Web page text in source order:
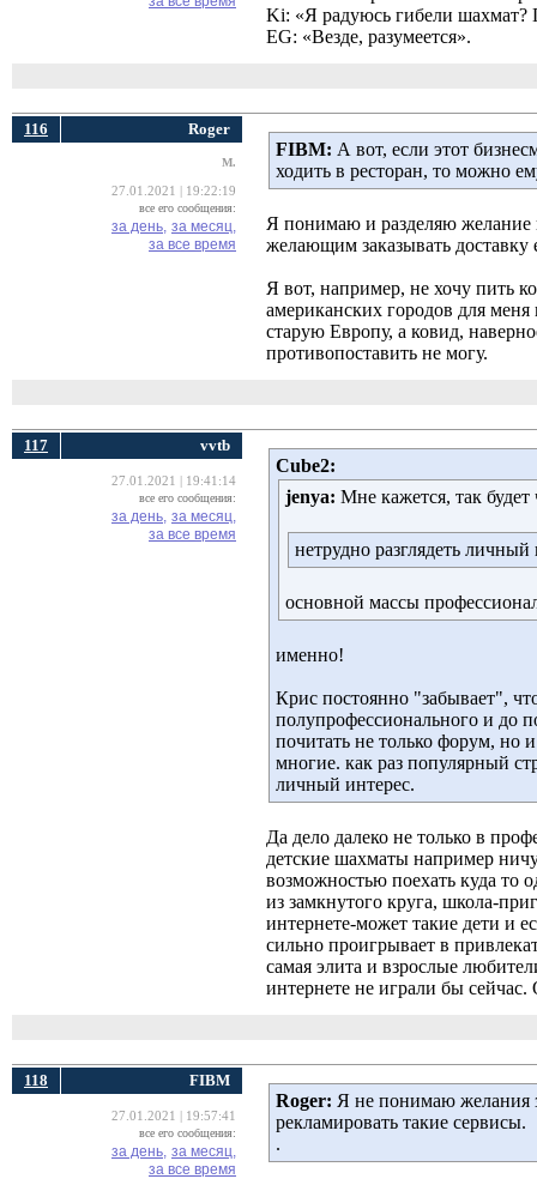
Ki: «Я радуюсь гибели шахмат?
EG: «Везде, разумеется».
116 Roger
M.
27.01.2021 | 19:22:19
все его сообщения:
за день, за месяц,
за все время
FIBM: А вот, если этот
ходить в ресторан, то можно
Я понимаю и разделяю желание
желающим заказывать
Я вот, например, не хочу пить
американских городов для
старую Европу, а ковид,
противопоставить не могу.
117 vvtb
27.01.2021 | 19:41:14
все его сообщения:
за день, за месяц,
за все время
Cube2:
jenya: Мне кажется, так будет
нетрудно разглядеть личный
основной массы
именно!
Крис постоянно "забывает",
полупрофессионального и до
почитать не только форум, но
многие. как раз популярный
личный интерес.
Да дело далеко не только в
детские шахматы например
возможностью поехать куда то
из замкнутого круга, школа-
интернете-может такие дети и
сильно проигрывает в
самая элита и взрослые
интернете не играли бы
118 FIBM
27.01.2021 | 19:57:41
все его сообщения:
за день, за месяц,
за все время
Roger: Я не понимаю желания
рекламировать такие сервисы.
.